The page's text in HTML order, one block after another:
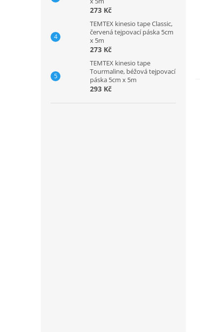
273 Kč
TEMTEX kinesio tape Classic,
červená tejpovací páska 5cm
x 5m
273 Kč
TEMTEX kinesio tape
Tourmaline, béžová tejpovací
páska 5cm x 5m
293 Kč